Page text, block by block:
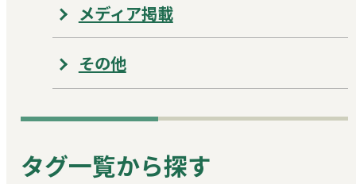
メディア掲載
その他
タグ一覧から探す